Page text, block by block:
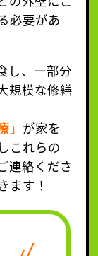
必要があ
し、一部分
規模な修繕
」 が家を
これらの
連絡くださ
ます！